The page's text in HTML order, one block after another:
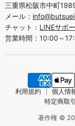
三重県松阪市中町
メール：
チャット： LINEサポ
営業時間：10:00～
利用規約 個人情
特定商取
著作権 ©